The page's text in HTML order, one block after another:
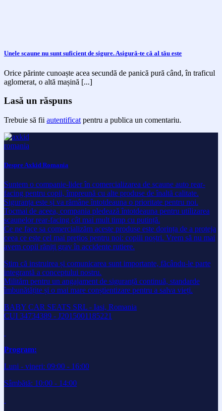
Unele scaune nu sunt suficient de sigure. Asigură-te că al tău este
Orice părinte cunoaște acea secundă de panică pură când, în traficul
aglomerat, o altă mașină [...]
Lasă un răspuns
Trebuie să fii autentificat pentru a publica un comentariu.
Despre Axkid Romania
Suntem o companie-lider în comercializarea de scaune auto rear-
facing pentru copii, împreună cu alte produse de înaltă calitate.
Siguranța este și va rămâne întotdeauna o prioritate pentru noi.
Tocmai de aceea, compania pledează întotdeauna pentru utilizarea
scaunelor rear-facing cât mai mult timp cu putință.
Ce ne face sa comercializăm aceste produse este dorința de a proteja
ceea ce este cel mai prețios pentru noi: copiii noștri. Vrem să nu mai
avem copii răniți grav în accidente rutiere.
Știm că instruirea și comunicarea sunt importante, făcându-le parte
integrantă a conceptului nostru.
Milităm pentru un angajament de siguranță continuă, standarde
îmbunătățite și o mai mare conștientizare pentru a salva vieți.
BABY CAR SEATS SRL - Iasi, Romania
CUI 34734389 - J2015001185221
Program:
Luni - vineri: 09:00 - 16:00
Sâmbătă: 10:00 - 14:00